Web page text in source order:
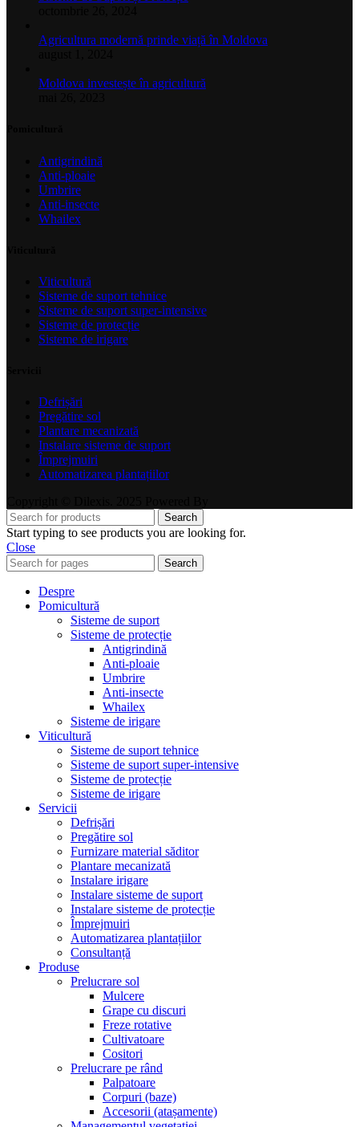
Agricultura modernă prinde viață în Moldova
Moldova investește în agricultură
Antigrindină
Anti-ploaie
Umbrire
Anti-insecte
Whailex
Viticultură
Sisteme de suport tehnice
Sisteme de suport super-intensive
Sisteme de protecție
Sisteme de irigare
Defrișări
Pregătire sol
Plantare mecanizată
Instalare sisteme de suport
Împrejmuiri
Automatizarea plantațiilor
Search
Start typing to see products you are looking for.
Close
Search
Despre
Pomicultură
Sisteme de suport
Sisteme de protecție
Antigrindină
Anti-ploaie
Umbrire
Anti-insecte
Whailex
Sisteme de irigare
Viticultură
Sisteme de suport tehnice
Sisteme de suport super-intensive
Sisteme de protecție
Sisteme de irigare
Servicii
Defrișări
Pregătire sol
Furnizare material săditor
Plantare mecanizată
Instalare irigare
Instalare sisteme de suport
Instalare sisteme de protecție
Împrejmuiri
Automatizarea plantațiilor
Consultanță
Produse
Prelucrare sol
Mulcere
Grape cu discuri
Freze rotative
Cultivatoare
Cositori
Prelucrare pe rând
Palpatoare
Corpuri (baze)
Accesorii (atașamente)